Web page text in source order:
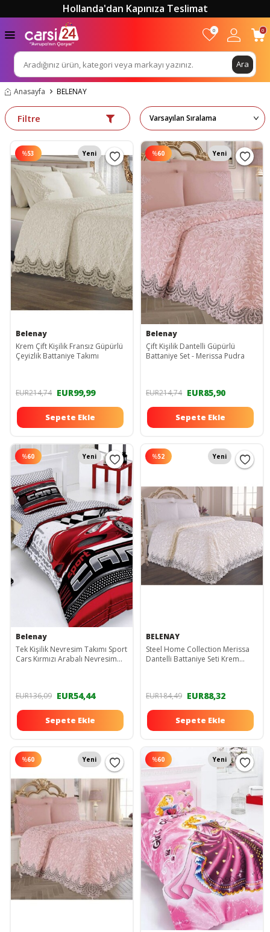
Hollanda'dan Kapınıza Teslimat
Ara
0 0
Anasayfa BELENAY
Filtre
%53 Yeni
Belenay
Krem Çift Kişilik Fransız Güpürlü
Çeyizlik Battaniye Takımı
EUR214,74 EUR99,99
Sepete Ekle
%60 Yeni
Belenay
Çift Kişilik Dantelli Güpürlü
Battaniye Set - Merissa Pudra
EUR214,74 EUR85,90
Sepete Ekle
%60 Yeni
Belenay
Tek Kişilik Nevresim Takımı Sport
Cars Kırmızı Arabalı Nevresim
EUR136,09 EUR54,44
Sepete Ekle
%52 Yeni
BELENAY
Steel Home Collection Merissa
Dantelli Battaniye Seti Krem
EUR184,49 EUR88,32
Sepete Ekle
%60 Yeni %60 Yeni